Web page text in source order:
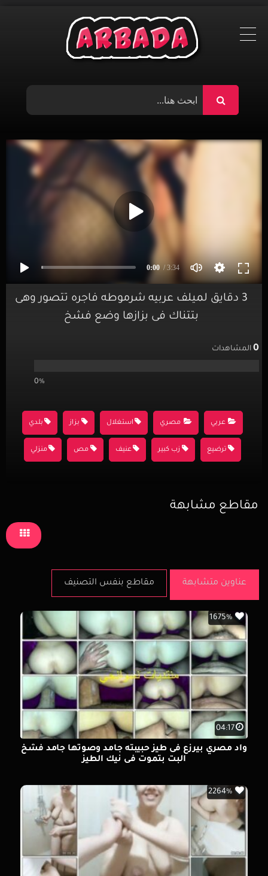
content
0:00 / 3:34
3 دقايق لميلف عربيه شرموطه فاجره تتصور وهى
بتتناك فى بزازها وضع فشخ
0المشاهدات
0%
عربي مصري استغلال بزاز بلدي
ترضيع زب كبير عنيف مص منزلي
مقاطع مشابهة
عناوين متشابهة مقاطع بنفس التصنيف
04:17
1675%
واد مصري بيرزع فى طيز حبيبته جامد وصوتها جامد فشخ
البت بتموت فى نيك الطيز
2264%